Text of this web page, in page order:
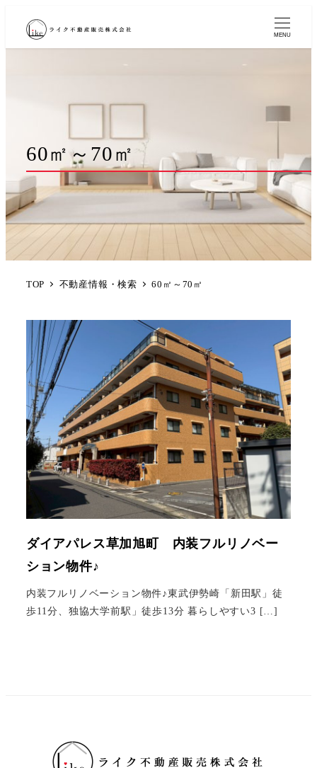
MENU
60㎡～70㎡
TOP 不動産情報・検索 60㎡～70㎡
ダイアパレス草加旭町 内装フルリノベー
ション物件♪
内装フルリノベーション物件♪東武伊勢崎「新田駅」徒
歩11分、独協大学前駅」徒歩13分 暮らしやすい3 […]